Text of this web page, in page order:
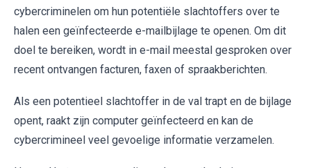
cybercriminelen om hun potentiële slachtoffers over te
halen een geïnfecteerde e-mailbijlage te openen. Om dit
doel te bereiken, wordt in e-mail meestal gesproken over
recent ontvangen facturen, faxen of spraakberichten.
Als een potentieel slachtoffer in de val trapt en de bijlage
opent, raakt zijn computer geïnfecteerd en kan de
cybercrimineel veel gevoelige informatie verzamelen.